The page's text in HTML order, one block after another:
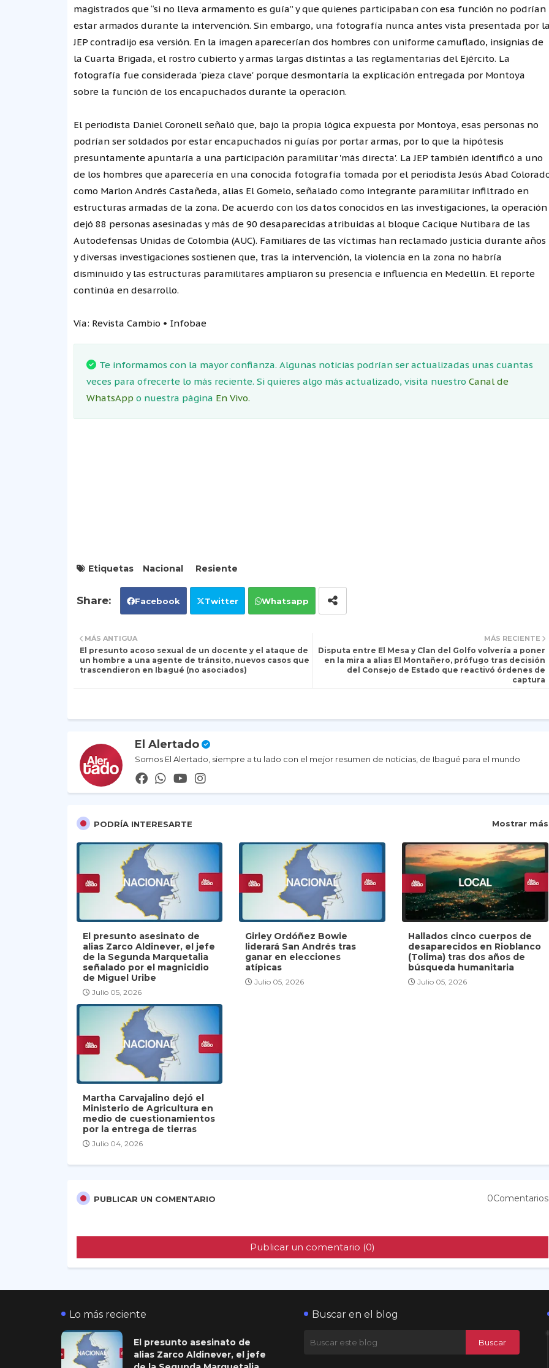
magistrados que “si no lleva armamento es guía” y que quienes participaban con esa función no podrían
estar armados durante la intervención. Sin embargo, una fotografía nunca antes vista presentada por
JEP contradijo esa versión. En la imagen aparecerían dos hombres con uniforme camuflado, insignias de
la Cuarta Brigada, el rostro cubierto y armas largas distintas a las reglamentarias del Ejército. La
fotografía fue considerada 'pieza clave' porque desmontaría la explicación entregada por Montoya
sobre la función de los encapuchados durante la operación.
El periodista Daniel Coronell señaló que, bajo la propia lógica expuesta por Montoya, esas personas no
podrían ser soldados por estar encapuchados ni guías por portar armas, por lo que la hipótesis
presuntamente apuntaría a una participación paramilitar 'más directa'. La JEP también identificó a uno
de los hombres que aparecería en una conocida fotografía tomada por el periodista Jesús Abad
como Marlon Andrés Castañeda, alias El Gomelo, señalado como integrante paramilitar infiltrado en
estructuras armadas de la zona. De acuerdo con los datos conocidos en las investigaciones, la operación
dejó 88 personas asesinadas y más de 90 desaparecidas atribuidas al bloque Cacique Nutibara de las
Autodefensas Unidas de Colombia (AUC). Familiares de las víctimas han reclamado justicia durante años
y diversas investigaciones sostienen que, tras la intervención, la violencia en la zona no habría
disminuido y las estructuras paramilitares ampliaron su presencia e influencia en Medellín. El reporte
continúa en desarrollo.
Vía: Revista Cambio • Infobae
Te informamos con la mayor confianza. Algunas noticias podrían ser actualizadas unas cuantas
veces para ofrecerte lo más reciente. Si quieres algo más actualizado, visita nuestro Canal de
WhatsAppo nuestra página En Vivo.
Etiquetas Nacional Resiente
Facebook Twitter Whatsapp
MÁS RECIENTE
Disputa entre El Mesa y Clan del Golfo volvería a poner
en la mira a alias El Montañero, prófugo tras decisión
del Consejo de Estado que reactivó órdenes de
captura
MÁS ANTIGUA
El presunto acoso sexual de un docente y el ataque de
un hombre a una agente de tránsito, nuevos casos que
trascendieron en Ibagué (no asociados)
El Alertado
Somos El Alertado, siempre a tu lado con el mejor resumen de noticias, de Ibagué para el mundo
PODRÍA INTERESARTE Mostrar más
El presunto asesinato de
alias Zarco Aldinever, el jefe
de la Segunda Marquetalia
señalado por el magnicidio
de Miguel Uribe
Julio 05, 2026
Girley Ordóñez Bowie
liderará San Andrés tras
ganar en elecciones
atípicas
Julio 05, 2026
Hallados cinco cuerpos de
desaparecidos en Rioblanco
(Tolima) tras dos años de
búsqueda humanitaria
Julio 05, 2026
Martha Carvajalino dejó el
Ministerio de Agricultura en
medio de cuestionamientos
por la entrega de tierras
Julio 04, 2026
PUBLICAR UN COMENTARIO 0Comentarios
Publicar un comentario (0)
Lo más reciente
El presunto asesinato de
alias Zarco Aldinever, el jefe
Buscar en el blog